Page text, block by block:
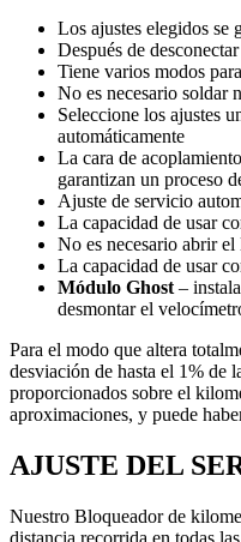
Los ajustes elegidos se
Después de
Tiene varios modos
No es necesario soldar
Seleccione los ajustes
automáticamente
La cara de
garantizan un proceso
Ajuste de servicio
La capacidad de usar
No es necesario abrir
La capacidad de usar
Módulo Ghost –
desmontar el
Para el modo que altera
desviación de hasta el 1% de
proporcionados sobre el
aproximaciones, y puede
AJUSTE DEL
Nuestro Bloqueador de